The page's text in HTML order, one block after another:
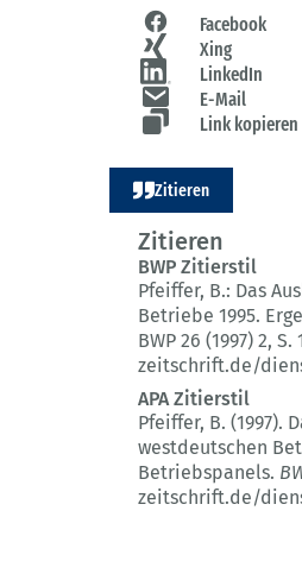
Facebook
Xing
LinkedIn
E-Mail
Link kopieren
Zitieren
Zitieren
BWP Zitierstil
Pfeiffer, B.: Das
Betriebe 1995.
BWP 26 (1997) 2, S.
zeitschrift.de/
APA Zitierstil
Pfeiffer, B. (1997).
westdeutschen
Betriebspanels.
zeitschrift.de/